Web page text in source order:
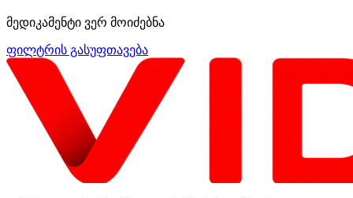
მედიკამენტი ვერ მოიძებნა
ფილტრის გასუფთავება